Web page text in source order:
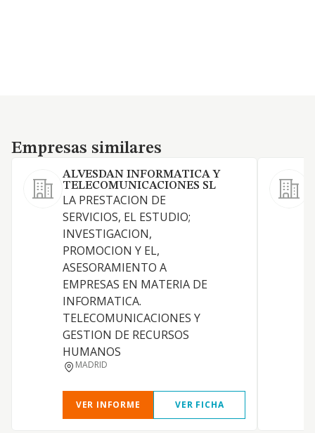
Empresas similares
Empresas similares
ALVESDAN INFORMATICA Y
TELECOMUNICACIONES SL
LA PRESTACION DE
SERVICIOS, EL ESTUDIO;
INVESTIGACION,
PROMOCION Y EL,
ASESORAMIENTO A
EMPRESAS EN MATERIA DE
INFORMATICA.
TELECOMUNICACIONES Y
GESTION DE RECURSOS
HUMANOS
MADRID
VER INFORME VER FICHA